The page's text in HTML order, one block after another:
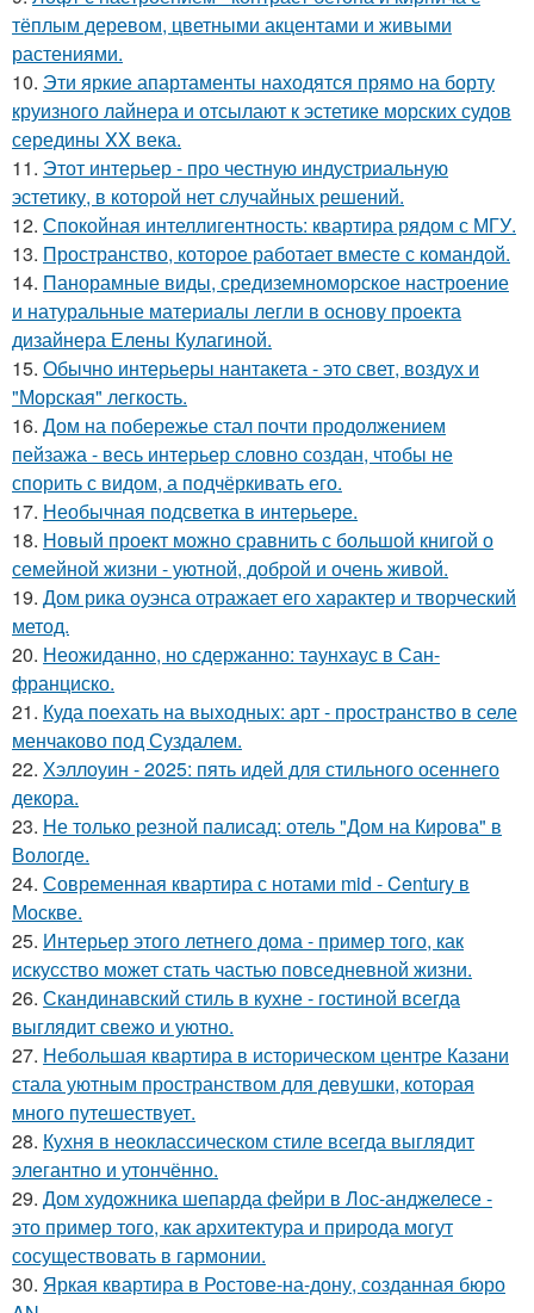
тёплым деревом, цветными акцентами и живыми
растениями.
10. Эти яркие апартаменты находятся прямо на борту
круизного лайнера и отсылают к эстетике морских судов
середины XX века.
11. Этот интерьер - про честную индустриальную
эстетику, в которой нет случайных решений.
12. Спокойная интеллигентность: квартира рядом с МГУ.
13. Пространство, которое работает вместе с командой.
14. Панорамные виды, средиземноморское настроение
и натуральные материалы легли в основу проекта
дизайнера Елены Кулагиной.
15. Обычно интерьеры нантакета - это свет, воздух и
"Морская" легкость.
16. Дом на побережье стал почти продолжением
пейзажа - весь интерьер словно создан, чтобы не
спорить с видом, а подчёркивать его.
17. Необычная подсветка в интерьере.
18. Новый проект можно сравнить с большой книгой о
семейной жизни - уютной, доброй и очень живой.
19. Дом рика оуэнса отражает его характер и творческий
метод.
20. Неожиданно, но сдержанно: таунхаус в Сан-
франциско.
21. Куда поехать на выходных: арт - пространство в селе
менчаково под Суздалем.
22. Хэллоуин - 2025: пять идей для стильного осеннего
декора.
23. Не только резной палисад: отель "Дом на Кирова" в
Вологде.
24. Современная квартира с нотами mid - Century в
Москве.
25. Интерьер этого летнего дома - пример того, как
искусство может стать частью повседневной жизни.
26. Скандинавский стиль в кухне - гостиной всегда
выглядит свежо и уютно.
27. Небольшая квартира в историческом центре Казани
стала уютным пространством для девушки, которая
много путешествует.
28. Кухня в неоклассическом стиле всегда выглядит
элегантно и утончённо.
29. Дом художника шепарда фейри в Лос-анджелесе -
это пример того, как архитектура и природа могут
сосуществовать в гармонии.
30. Яркая квартира в Ростове-на-дону, созданная бюро